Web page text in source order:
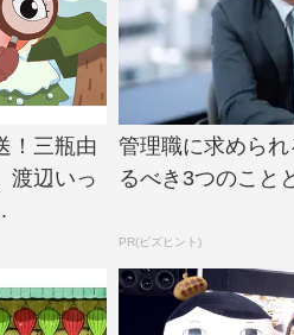
！三瓶由
渡辺いっ
管理職に求めら
るべき3つのこと
PR(ビズヒント)